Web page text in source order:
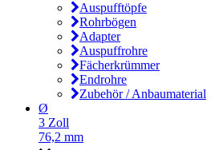
Auspufftöpfe
Rohrbögen
Adapter
Auspuffrohre
Fächerkrümmer
Endrohre
Zubehör / Anbaumaterial
Ø
3 Zoll
76,2 mm